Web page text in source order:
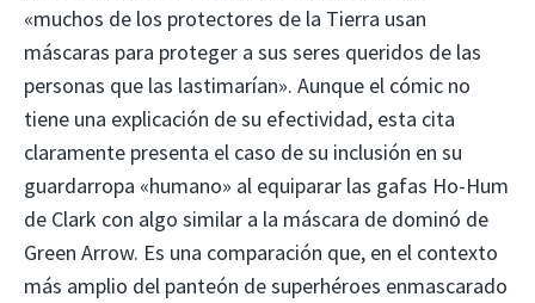
«muchos de los protectores de la Tierra usan
máscaras para proteger a sus seres queridos de las
personas que las lastimarían». Aunque el cómic no
tiene una explicación de su efectividad, esta cita
claramente presenta el caso de su inclusión en su
guardarropa «humano» al equiparar las gafas Ho-Hum
de Clark con algo similar a la máscara de dominó de
Green Arrow. Es una comparación que, en el contexto
más amplio del panteón de superhéroes enmascarado